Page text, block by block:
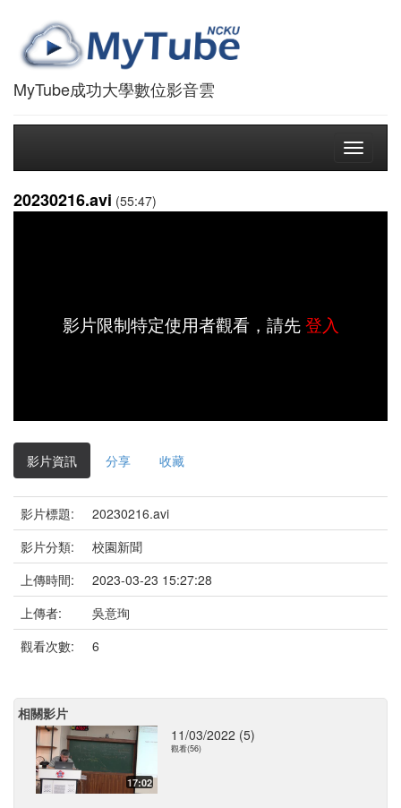
MyTube成功大學數位影音雲
Toggle
20230216.avi (55:47)
影片限制特定使用者觀看，請先登入
影片資訊 分享 收藏
影片標題:
20230216.avi
影片分類:
校園新聞
上傳時間:
2023-03-23 15:27:28
上傳者:
吳意珣
觀看次數:
6
相關影片
17:02
11/03/2022 (5)
觀看(56)